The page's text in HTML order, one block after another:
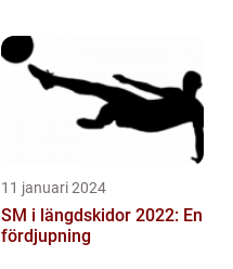
11 januari 2024
SM i längdskidor 2022: En
fördjupning